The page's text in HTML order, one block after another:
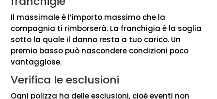
Il massimale è l’importo massimo che la
compagnia ti rimborserà. La franchigia è la soglia
sotto la quale il danno resta a tuo carico. Un
premio basso può nascondere condizioni poco
vantaggiose.
Verifica le esclusioni
Ogni polizza ha delle esclusioni, cioè eventi non